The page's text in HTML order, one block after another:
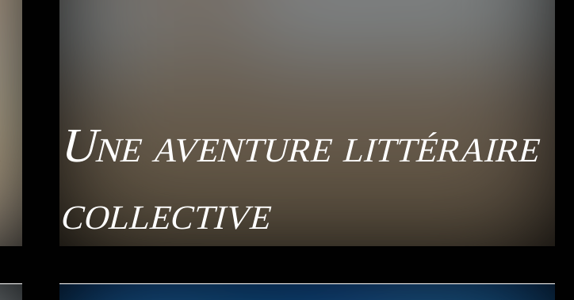
Une aventure littéraire
collective